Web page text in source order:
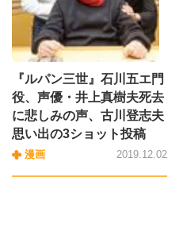
『ルパン三世』石川五エ門
役、声優・井上真樹夫死去
に悲しみの声、古川登志夫
思い出の3ショット投稿
漫画 2019.12.02